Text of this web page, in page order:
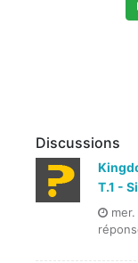
Discussions
T.1 -